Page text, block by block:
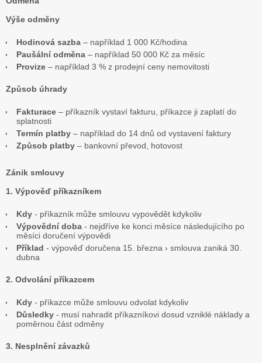
Výše odměny
Hodinová sazba – například 1 000 Kč/hodina
Paušální odměna – například 50 000 Kč za měsíc
Provize – například 3 % z prodejní ceny nemovitosti
Způsob úhrady
Fakturace – příkazník vystaví fakturu, příkazce ji zaplatí do
splatnosti
Termín platby – například do 14 dnů od vystavení faktury
Způsob platby – bankovní převod, hotovost
Zánik smlouvy
1. Výpověď příkazníkem
Kdy - příkazník může smlouvu vypovědět kdykoliv
Výpovědní doba - nejdříve ke konci měsíce následujícího po
měsíci doručení výpovědi
Příklad - výpověď doručena 15. března › smlouva zaniká 30.
dubna
2. Odvolání příkazcem
Kdy - příkazce může smlouvu odvolat kdykoliv
Důsledky - musí nahradit příkazníkovi dosud vzniklé náklady a
poměrnou část odměny
3. Nesplnění závazků